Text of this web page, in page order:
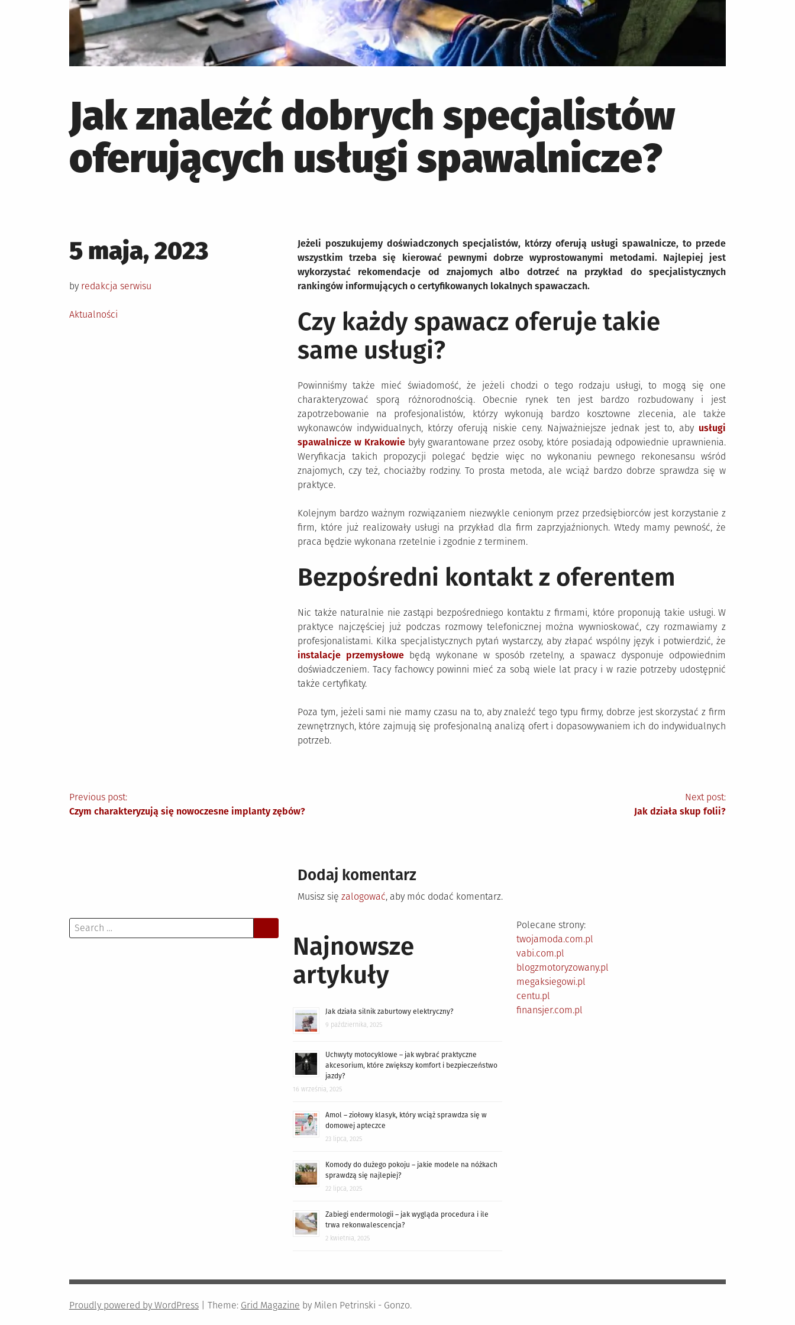
Jak znaleźć dobrych specjalistów
oferujących usługi spawalnicze?
Posted
on
5 maja, 2023
by redakcja serwisu
Posted
Aktualności
Jeżeli poszukujemy doświadczonych specjalistów, którzy oferują usługi spawalnicze, to przede
wszystkim trzeba się kierować pewnymi dobrze wyprostowanymi metodami. Najlepiej jest
wykorzystać rekomendacje od znajomych albo dotrzeć na przykład do specjalistycznych
rankingów informujących o certyfikowanych lokalnych spawaczach.
Czy każdy spawacz oferuje takie
same usługi?
Powinniśmy także mieć świadomość, że jeżeli chodzi o tego rodzaju usługi, to mogą się one
charakteryzować sporą różnorodnością. Obecnie rynek ten jest bardzo rozbudowany i jest
zapotrzebowanie na profesjonalistów, którzy wykonują bardzo kosztowne zlecenia, ale także
wykonawców indywidualnych, którzy oferują niskie ceny. Najważniejsze jednak jest to, aby usługi
spawalnicze w Krakowie były gwarantowane przez osoby, które posiadają odpowiednie uprawnienia.
Weryfikacja takich propozycji polegać będzie więc no wykonaniu pewnego rekonesansu wśród
znajomych, czy też, chociażby rodziny. To prosta metoda, ale wciąż bardzo dobrze sprawdza się w
praktyce.
Kolejnym bardzo ważnym rozwiązaniem niezwykle cenionym przez przedsiębiorców jest korzystanie z
firm, które już realizowały usługi na przykład dla firm zaprzyjaźnionych. Wtedy mamy pewność, że
praca będzie wykonana rzetelnie i zgodnie z terminem.
Bezpośredni kontakt z oferentem
Nic także naturalnie nie zastąpi bezpośredniego kontaktu z firmami, które proponują takie usługi. W
praktyce najczęściej już podczas rozmowy telefonicznej można wywnioskować, czy rozmawiamy z
profesjonalistami. Kilka specjalistycznych pytań wystarczy, aby złapać wspólny język i potwierdzić, że
instalacje przemysłowebędą wykonane w sposób rzetelny, a spawacz dysponuje odpowiednim
doświadczeniem. Tacy fachowcy powinni mieć za sobą wiele lat pracy i w razie potrzeby udostępnić
także certyfikaty.
Poza tym, jeżeli sami nie mamy czasu na to, aby znaleźć tego typu firmy, dobrze jest skorzystać z firm
zewnętrznych, które zajmują się profesjonalną analizą ofert i dopasowywaniem ich do indywidualnych
potrzeb.
Nawigacja
Previous post:
Czym charakteryzują się nowoczesne implanty zębów?
Next post:
Jak działa skup folii?
Dodaj komentarz
Musisz się zalogować, aby móc dodać komentarz.
Search
for:
Najnowsze
artykuły
Jak działa silnik zaburtowy elektryczny?
9 października, 2025
Uchwyty motocyklowe – jak wybrać praktyczne
akcesorium, które zwiększy komfort i bezpieczeństwo
jazdy?
16 września, 2025
Amol – ziołowy klasyk, który wciąż sprawdza się w
domowej apteczce
23 lipca, 2025
Komody do dużego pokoju – jakie modele na nóżkach
sprawdzą się najlepiej?
22 lipca, 2025
Zabiegi endermologii – jak wygląda procedura i ile
trwa rekonwalescencja?
2 kwietnia, 2025
Polecane strony:
twojamoda.com.pl
vabi.com.pl
blogzmotoryzowany.pl
megaksiegowi.pl
centu.pl
finansjer.com.pl
Proudly powered by WordPress Theme: Grid Magazine by Milen Petrinski - Gonzo.